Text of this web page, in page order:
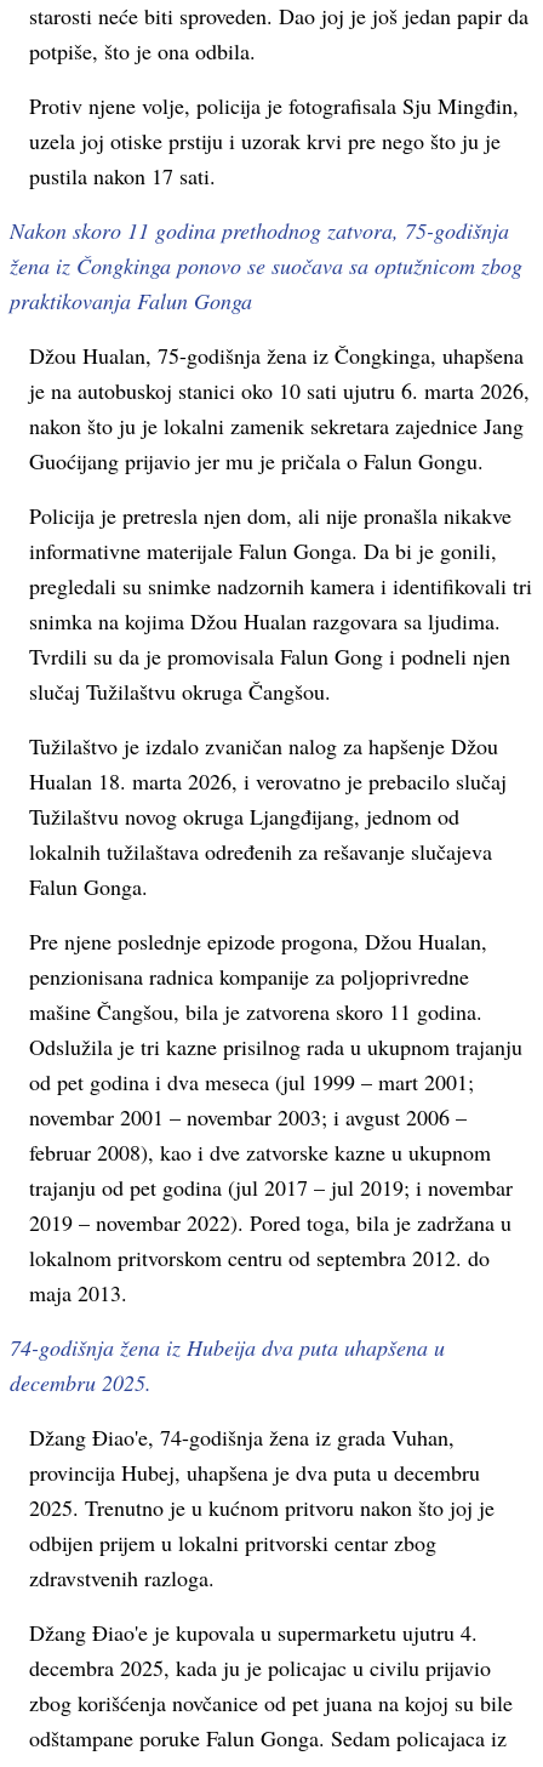
starosti neće biti sproveden. Dao joj je još jedan papir da
potpiše, što je ona odbila.
Protiv njene volje, policija je fotografisala Sju Mingđin,
uzela joj otiske prstiju i uzorak krvi pre nego što ju je
pustila nakon 17 sati.
Nakon skoro 11 godina prethodnog zatvora, 75-godišnja
žena iz Čongkinga ponovo se suočava sa optužnicom zbog
praktikovanja Falun Gonga
Džou Hualan, 75-godišnja žena iz Čongkinga, uhapšena
je na autobuskoj stanici oko 10 sati ujutru 6. marta 2026,
nakon što ju je lokalni zamenik sekretara zajednice Jang
Guoćijang prijavio jer mu je pričala o Falun Gongu.
Policija je pretresla njen dom, ali nije pronašla nikakve
informativne materijale Falun Gonga. Da bi je gonili,
pregledali su snimke nadzornih kamera i identifikovali tri
snimka na kojima Džou Hualan razgovara sa ljudima.
Tvrdili su da je promovisala Falun Gong i podneli njen
slučaj Tužilaštvu okruga Čangšou.
Tužilaštvo je izdalo zvaničan nalog za hapšenje Džou
Hualan 18. marta 2026, i verovatno je prebacilo slučaj
Tužilaštvu novog okruga Ljangđijang, jednom od
lokalnih tužilaštava određenih za rešavanje slučajeva
Falun Gonga.
Pre njene poslednje epizode progona, Džou Hualan,
penzionisana radnica kompanije za poljoprivredne
mašine Čangšou, bila je zatvorena skoro 11 godina.
Odslužila je tri kazne prisilnog rada u ukupnom trajanju
od pet godina i dva meseca (jul 1999 – mart 2001;
novembar 2001 – novembar 2003; i avgust 2006 –
februar 2008), kao i dve zatvorske kazne u ukupnom
trajanju od pet godina (jul 2017 – jul 2019; i novembar
2019 – novembar 2022). Pored toga, bila je zadržana u
lokalnom pritvorskom centru od septembra 2012. do
maja 2013.
74-godišnja žena iz Hubeija dva puta uhapšena u
decembru 2025.
Džang Điao'e, 74-godišnja žena iz grada Vuhan,
provincija Hubej, uhapšena je dva puta u decembru
2025. Trenutno je u kućnom pritvoru nakon što joj je
odbijen prijem u lokalni pritvorski centar zbog
zdravstvenih razloga.
Džang Điao'e je kupovala u supermarketu ujutru 4.
decembra 2025, kada ju je policajac u civilu prijavio
zbog korišćenja novčanice od pet juana na kojoj su bile
odštampane poruke Falun Gonga. Sedam policajaca iz